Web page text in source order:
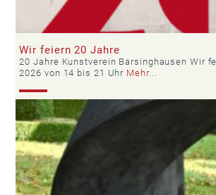
Wir feiern 20 Jahre
20 Jahre Kunstverein Barsinghausen Wir
2026 von 14 bis 21 Uhr Mehr...